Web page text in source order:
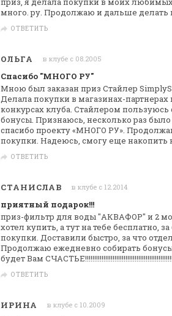
много. ру. Продолжаю и дальше делать
ОТВЕТИТЬ
ОЛЬГА в клубе с 08.2005
Спасибо "МНОГО РУ"
Мною был заказан приз Стайлер
Делала покупки в магазинах-партнерах
конкурсах клуба. Стайлером пользуюсь
бонусы. Признаюсь, несколько раз было
спасибо проекту «МНОГО РУ».
покупки. Надеюсь, смогу еще накопить
ОТВЕТИТЬ
СТАНИСЛАВ в клубе с 12.2014
приятный подарок!!!
приз-фильтр для воды "АКВАФОР" и 2
хотел купить, а тутна тебе бесплатно,
покупки. Доставили быстро, за что
Продолжаю ежедневно собирать
будетВам
ОТВЕТИТЬ
ИРИНА в клубе с 10.2009